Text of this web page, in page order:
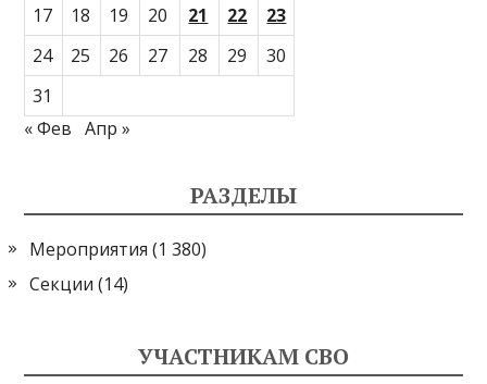
17 18 19 20 21 22
23
24
25 26 27 28 29
30
31
« Фев
Апр »
РАЗДЕЛЫ
Мероприятия (1 380)
Секции (14)
УЧАСТНИКАМ СВО